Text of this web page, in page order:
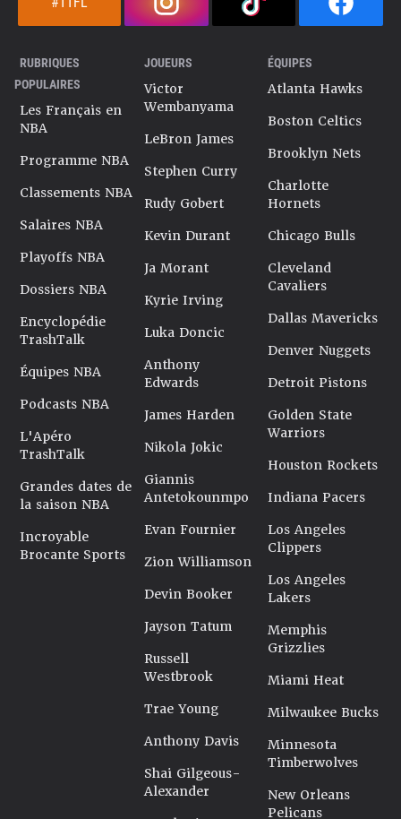
RUBRIQUES
POPULAIRES
Les Français en
NBA
Programme NBA
Classements NBA
Salaires NBA
Playoffs NBA
Dossiers NBA
Encyclopédie
TrashTalk
Équipes NBA
Podcasts NBA
L'Apéro
TrashTalk
Grandes dates de
la saison NBA
Incroyable
Brocante Sports
JOUEURS
Victor
Wembanyama
LeBron James
Stephen Curry
Rudy Gobert
Kevin Durant
Ja Morant
Kyrie Irving
Luka Doncic
Anthony
Edwards
James Harden
Nikola Jokic
Giannis
Antetokounmpo
Evan Fournier
Zion Williamson
Devin Booker
Jayson Tatum
Russell
Westbrook
Trae Young
Anthony Davis
Shai Gilgeous-
Alexander
ÉQUIPES
Atlanta Hawks
Boston Celtics
Brooklyn Nets
Charlotte
Hornets
Chicago Bulls
Cleveland
Cavaliers
Dallas Mavericks
Denver Nuggets
Detroit Pistons
Golden State
Warriors
Houston Rockets
Indiana Pacers
Los Angeles
Clippers
Los Angeles
Lakers
Memphis
Grizzlies
Miami Heat
Milwaukee Bucks
Minnesota
Timberwolves
New Orleans
Pelicans